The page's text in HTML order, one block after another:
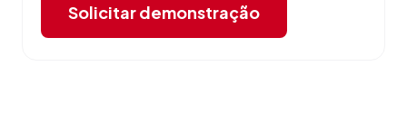
Solicitar demonstração